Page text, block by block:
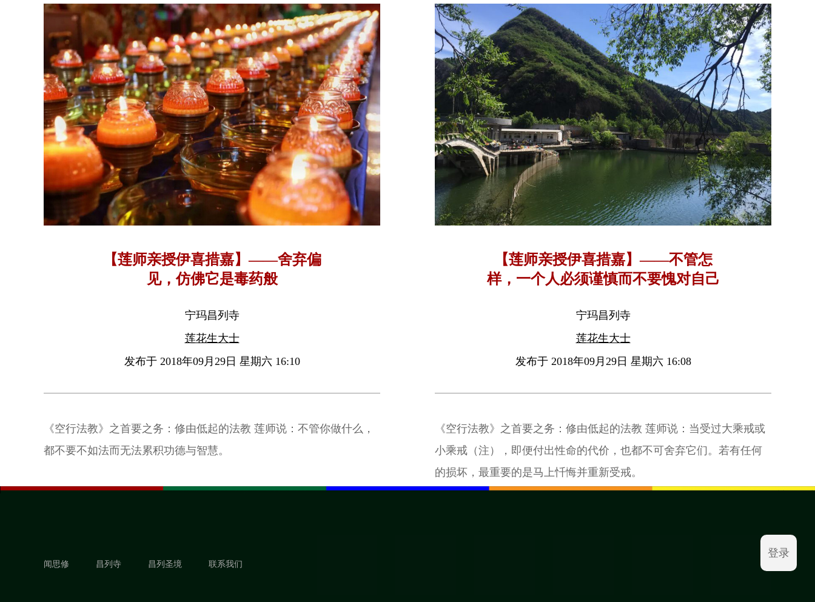
【莲师亲授伊喜措嘉】——舍弃偏
见，仿佛它是毒药般
宁玛昌列寺
莲花生大士
发布于 2018年09月29日 星期六 16:10
《空行法教》之首要之务：修由低起的法教 莲师说：不管你做什么，
都不要不如法而无法累积功德与智慧。
【莲师亲授伊喜措嘉】——不管怎
样，一个人必须谨慎而不要愧对自己
宁玛昌列寺
莲花生大士
发布于 2018年09月29日 星期六 16:08
《空行法教》之首要之务：修由低起的法教 莲师说：当受过大乘戒或
小乘戒（注），即便付出性命的代价，也都不可舍弃它们。若有任何
的损坏，最重要的是马上忏悔并重新受戒。
闻思修 昌列寺 昌列圣境 联系我们
登录